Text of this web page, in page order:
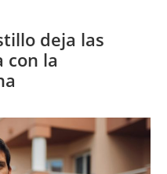
deja las
con la